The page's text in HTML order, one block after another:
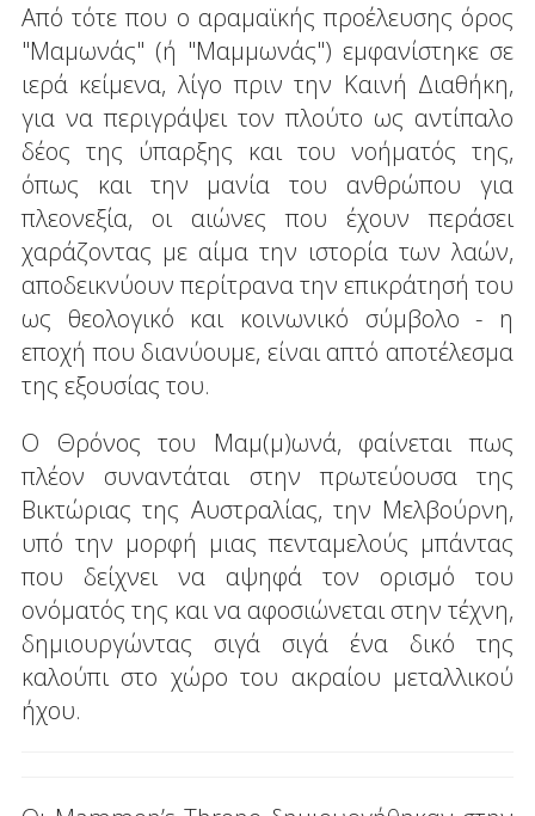
Από τότε που ο αραμαϊκής προέλευσης όρος
"Μαμωνάς" (ή "Μαμμωνάς") εμφανίστηκε σε
ιερά κείμενα, λίγο πριν την Καινή Διαθήκη,
για να περιγράψει τον πλούτο ως αντίπαλο
δέος της ύπαρξης και του νοήματός της,
όπως και την μανία του ανθρώπου για
πλεονεξία, οι αιώνες που έχουν περάσει
χαράζοντας με αίμα την ιστορία των λαών,
αποδεικνύουν περίτρανα την επικράτησή του
ως θεολογικό και κοινωνικό σύμβολο - η
εποχή που διανύουμε, είναι απτό αποτέλεσμα
της εξουσίας του.
Ο Θρόνος του Μαμ(μ)ωνά, φαίνεται πως
πλέον συναντάται στην πρωτεύουσα της
Βικτώριας της Αυστραλίας, την Μελβούρνη,
υπό την μορφή μιας πενταμελούς μπάντας
που δείχνει να αψηφά τον ορισμό του
ονόματός της και να αφοσιώνεται στην τέχνη,
δημιουργώντας σιγά σιγά ένα δικό της
καλούπι στο χώρο του ακραίου μεταλλικού
ήχου.